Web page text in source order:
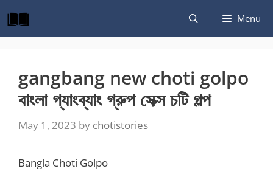
to
content
Menu
gangbang new choti golpo
বাংলা গ্যাংব্যাং গ্রুপ সেক্স চটি গল্প
May 1, 2023 by chotistories
Bangla Choti Golpo